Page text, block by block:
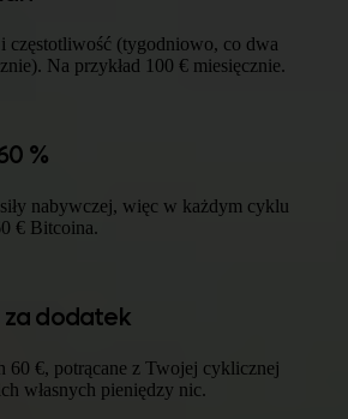
częstotliwość (tygodniowo, co dwa
Na przykład 100 € miesięcznie.
%
nabywczej, więc w każdym cyklu
€ Bitcoina.
za dodatek
60 €, potrącane z Twojej cyklicznej
własnych pieniędzy nic.